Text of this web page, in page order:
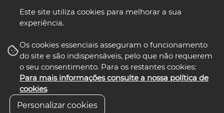
Este site utiliza cookies para melhorar a sua
experiência.
Os cookies essenciais asseguram o funcionamento
do site e são indispensáveis, pelo que não requerem
o seu consentimento. Para os restantes cookies:
Para mais informações consulte a nossa política de
cookies.
Personalizar cookies
nos select language